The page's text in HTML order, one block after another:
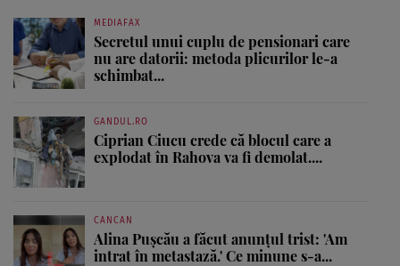
MEDIAFAX
Secretul unui cuplu de pensionari care
nu are datorii: metoda plicurilor le-a
schimbat...
GANDUL.RO
Ciprian Ciucu crede că blocul care a
explodat în Rahova va fi demolat....
CANCAN
Alina Pușcău a făcut anunțul trist: 'Am
intrat în metastază.' Ce minune s-a...